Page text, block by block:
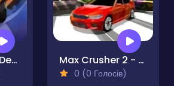
Epic Racing - Descent on Cars Max Crusher 2 - Destruction Drift and Racing!
0 (0 Голосів)